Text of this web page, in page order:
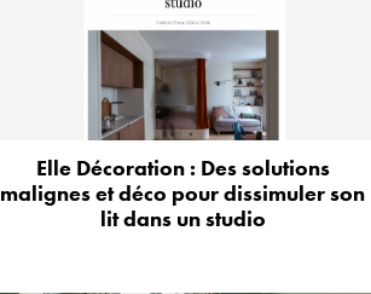
Elle Décoration : Des solutions
malignes et déco pour dissimuler son
lit dans un studio